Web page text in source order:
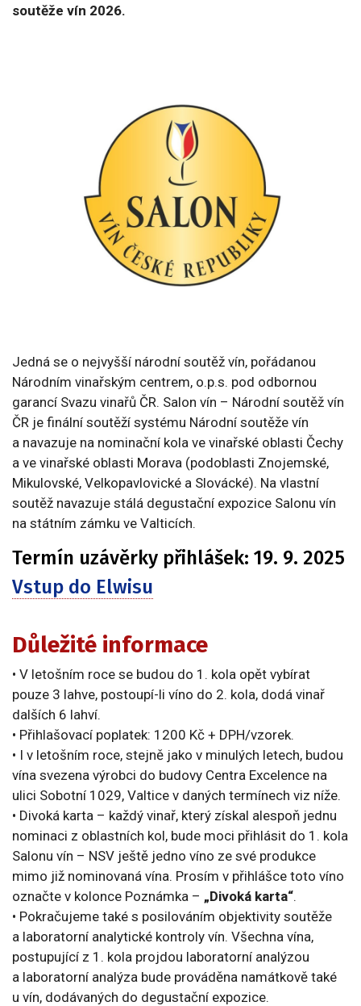
soutěže vín 2026.
Jedná se o nejvyšší národní soutěž vín, pořádanou
Národním vinařským centrem, o.p.s. pod odbornou
garancí Svazu vinařů ČR. Salon vín – Národní soutěž vín
ČR je finální soutěží systému Národní soutěže vín
a navazuje na nominační kola ve vinařské oblasti Čechy
a ve vinařské oblasti Morava (podoblasti Znojemské,
Mikulovské, Velkopavlovické a Slovácké). Na vlastní
soutěž navazuje stálá degustační expozice Salonu vín
na státním zámku ve Valticích.
Termín uzávěrky přihlášek: 19. 9. 2025
Vstup do Elwisu
Důležité informace
• V letošním roce se budou do 1. kola opět vybírat
pouze 3 lahve, postoupí-li víno do 2. kola, dodá vinař
dalších 6 lahví.
• Přihlašovací poplatek: 1200 Kč + DPH/vzorek.
• I v letošním roce, stejně jako v minulých letech, budou
vína svezena výrobci do budovy Centra Excelence na
ulici Sobotní 1029, Valtice v daných termínech viz níže.
• Divoká karta – každý vinař, který získal alespoň jednu
nominaci z oblastních kol, bude moci přihlásit do 1. kola
Salonu vín – NSV ještě jedno víno ze své produkce
mimo již nominovaná vína. Prosím v přihlášce toto víno
označte v kolonce Poznámka – „Divoká karta“.
• Pokračujeme také s posilováním objektivity soutěže
a laboratorní analytické kontroly vín. Všechna vína,
postupující z 1. kola projdou laboratorní analýzou
a laboratorní analýza bude prováděna namátkově také
u vín, dodávaných do degustační expozice.